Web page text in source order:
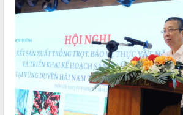
VIDEO